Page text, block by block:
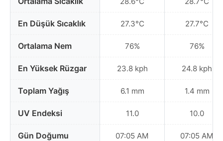
En Düşük Sıcaklık
Ortalama Nem
En Yüksek Rüzgar
Toplam Yağış
UV Endeksi
Gün Doğumu
27.3°C
76%
23.8 kph
6.1 mm
11.0
07:05 AM
27.7°C
76%
24.8 kph
1.4 mm
10.0
07:05 AM